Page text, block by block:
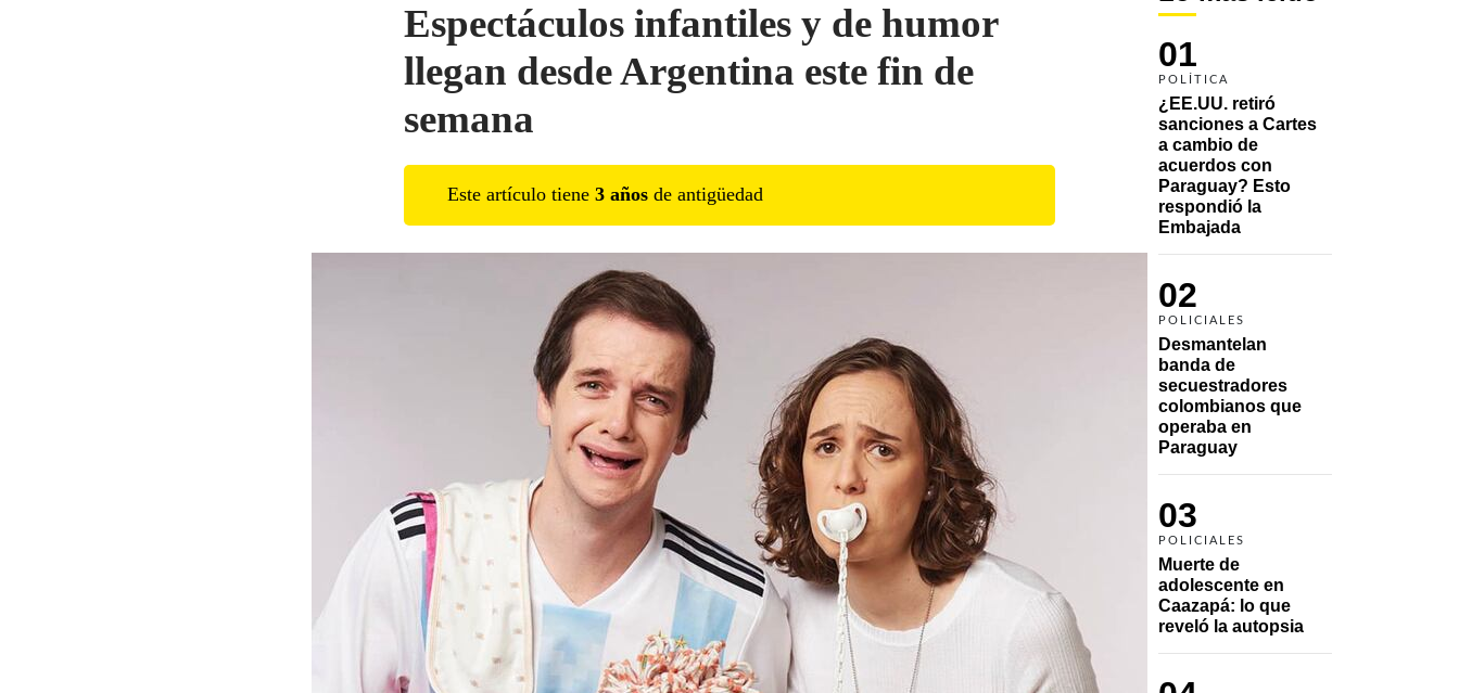
01
POLÍTICA
¿EE.UU. retiró
sanciones a Cartes
a cambio de
acuerdos con
Paraguay? Esto
respondió la
Embajada
02
POLICIALES
Desmantelan
banda de
secuestradores
colombianos que
operaba en
Paraguay
03
POLICIALES
Muerte de
adolescente en
Caazapá: lo que
reveló la autopsia
Espectáculos infantiles y de humor
llegan desde Argentina este fin de
semana
Este artículo tiene 3 años de antigüedad